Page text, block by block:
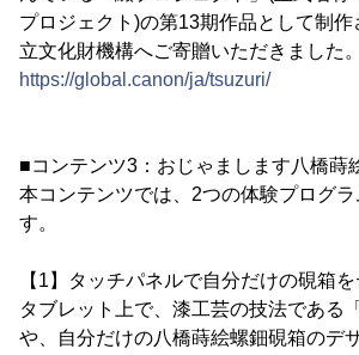
プロジェクト)の第13期作品として制作
立文化財機構へご寄贈いただきました。
https://global.canon/ja/tsuzuri/
■コンテンツ3：おじゃまします八橋蒔
本コンテンツでは、2つの体験プログラ
す。
【1】タッチパネルで自分だけの硯箱
タブレット上で、漆工芸の技法である
や、自分だけの八橋蒔絵螺鈿硯箱のデ